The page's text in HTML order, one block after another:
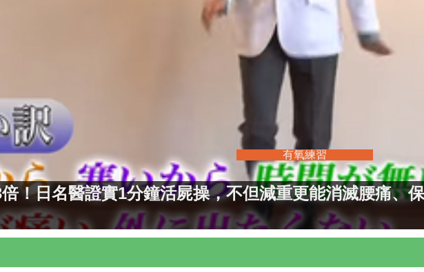
有氧練習
！日名醫證實1分鐘活屍操，不但減重更能消滅腰痛、